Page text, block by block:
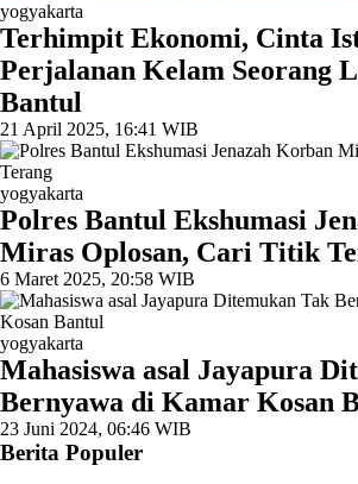
yogyakarta
Terhimpit Ekonomi, Cinta
Perjalanan Kelam Seorang
Bantul
21 April 2025, 16:41 WIB
yogyakarta
Polres Bantul Ekshumasi
Miras Oplosan, Cari Titik
6 Maret 2025, 20:58 WIB
yogyakarta
Mahasiswa asal Jayapura
Bernyawa di Kamar Kosan
23 Juni 2024, 06:46 WIB
Berita Populer